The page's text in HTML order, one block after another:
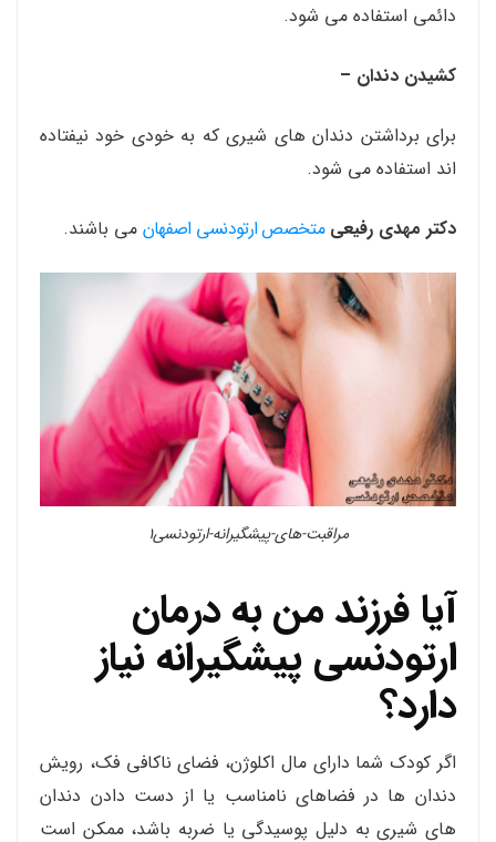
دائمی استفاده می شود.
کشیدن دندان –
برای برداشتن دندان های شیری که به خودی خود نیفتاده
اند استفاده می شود.
دکتر مهدی رفیعی متخصص ارتودنسی اصفهان می باشند.
مراقبت-های-پیشگیرانه-ارتودنسی۱
آیا فرزند من به درمان
ارتودنسی پیشگیرانه نیاز
دارد؟
اگر کودک شما دارای مال اکلوژن، فضای ناکافی فک، رویش
دندان ها در فضاهای نامناسب یا از دست دادن دندان
های شیری به دلیل پوسیدگی یا ضربه باشد، ممکن است